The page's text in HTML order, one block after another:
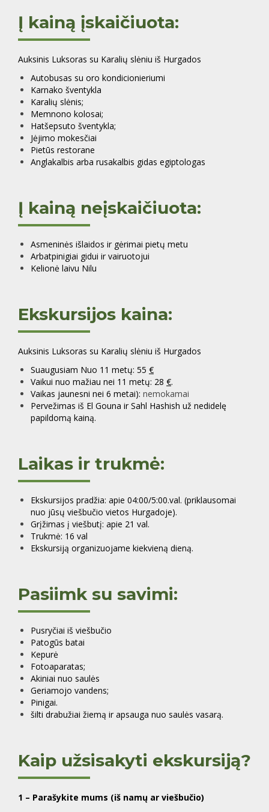
Į kainą įskaičiuota:
Auksinis Luksoras su Karalių slėniu iš Hurgados
Autobusas su oro kondicionieriumi
Karnako šventykla
Karalių slėnis;
Memnono kolosai;
Hatšepsuto šventykla;
Jėjimo mokesčiai
Pietūs restorane
Anglakalbis arba rusakalbis gidas egiptologas
Į kainą neįskaičiuota:
Asmeninės išlaidos ir gėrimai pietų metu
Arbatpinigiai gidui ir vairuotojui
Kelionė laivu Nilu
Ekskursijos kaina:
Auksinis Luksoras su Karalių slėniu iš Hurgados
Suaugusiam Nuo 11 metų: 55 €
Vaikui nuo mažiau nei 11 metų: 28 €.
Vaikas jaunesni nei 6 metai): nemokamai
Pervežimas iš El Gouna ir Sahl Hashish už nedidelę
papildomą kainą.
Laikas ir trukmė:
Ekskursijos pradžia: apie 04:00/5:00.val. (priklausomai
nuo jūsų viešbučio vietos Hurgadoje).
Grįžimas į viešbutį: apie 21 val.
Trukmė: 16 val
Ekskursiją organizuojame kiekvieną dieną.
Pasiimk su savimi:
Pusryčiai iš viešbučio
Patogūs batai
Kepurė
Fotoaparatas;
Akiniai nuo saulės
Geriamojo vandens;
Pinigai.
šilti drabužiai žiemą ir apsauga nuo saulės vasarą.
Kaip užsisakyti ekskursiją?
1 – Parašykite mums (iš namų ar viešbučio)